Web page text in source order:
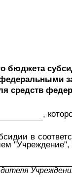
бюджета
средств
,
в
"Учреждение",